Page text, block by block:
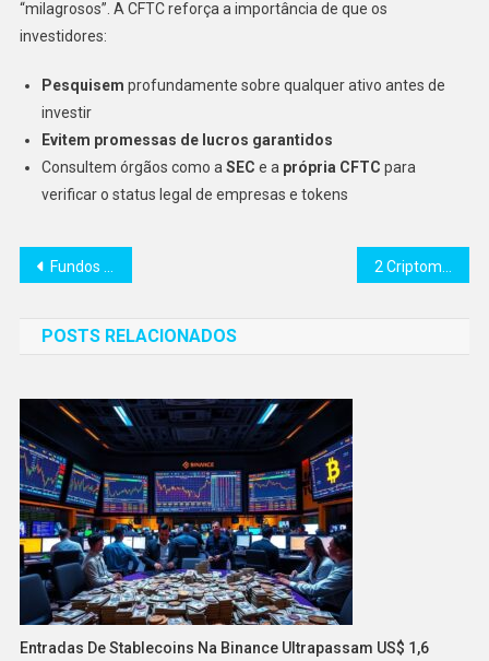
“milagrosos”. A CFTC reforça a importância de que os
investidores:
Pesquisem profundamente sobre qualquer ativo antes de
investir
Evitem promessas de lucros garantidos
Consultem órgãos como a SEC e a própria CFTC para
verificar o status legal de empresas e tokens
Navegação
Post
Fundos de Criptomoedas Registram US$ 1,9 Bilhão em Entradas com Recuperação do Bitcoin e Impulso do Ethereum
POSTS RELACIONADOS
Entradas De Stablecoins Na Binance Ultrapassam US$ 1,6